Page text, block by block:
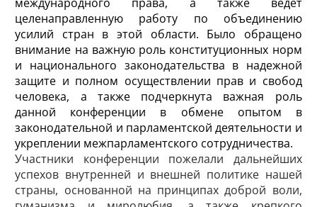
международного права, а также ведет
целенаправленную работу по объединению
усилий стран в этой области. Было обращено
внимание на важную роль конституционных норм
и национального законодательства в надежной
защите и полном осуществлении прав и свобод
человека, а также подчеркнута важная роль
данной конференции в обмене опытом в
законодательной и парламентской деятельности и
укреплении межпарламентского сотрудничества.
Участники конференции пожелали дальнейших
успехов внутренней и внешней политике нашей
страны, основанной на принципах доброй воли,